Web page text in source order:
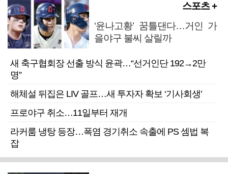
스포츠 +
‘윤나고황’ 꿈틀댄다…거인 가
을야구 불씨 살릴까
새 축구협회장 선출 방식 윤곽…“선거인단 192→2만
명”
해체설 뒤집은 LIV 골프…새 투자자 확보 ‘기사회생’
프로야구 취소…11일부터 재개
라커룸 냉탕 등장…폭염 경기취소 속출에 PS 셈법 복
잡